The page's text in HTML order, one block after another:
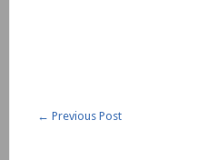
← Previous Post